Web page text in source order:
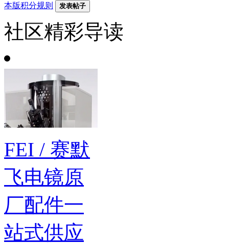
本版积分规则 发表帖子
社区精彩导读
FEI / 赛默
飞电镜原
厂配件一
站式供应